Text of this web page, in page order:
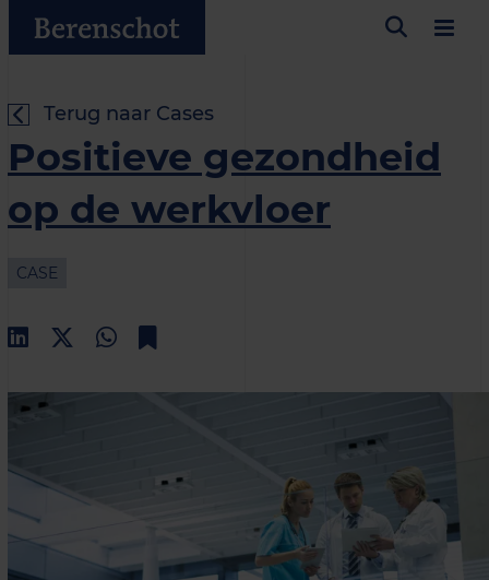
Terug naar Cases
Positieve gezondheid
op de werkvloer
CASE